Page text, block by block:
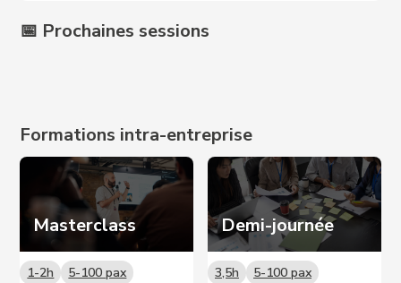
📅 Prochaines sessions
Formations intra-entreprise
Masterclass
1-2h 5-100 pax
Demi-journée
3,5h 5-100 pax